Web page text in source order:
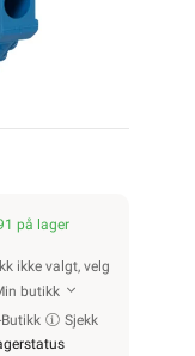
på lager
ikke valgt, velg
butikk
Sjekk